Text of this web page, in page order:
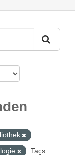
Tags: